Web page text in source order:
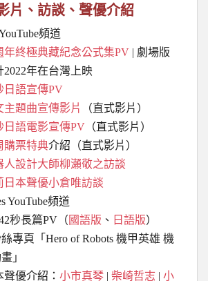
片、訪談、聲優介紹
頻道
年終極典藏紀念公式集PV | 劇場版
2022年在台灣上映
日語宣傳PV
主題曲宣傳影片
（直式影片）
日語電影宣傳PV （直式影片）
購票特典介紹（直式影片）
人設計大師柳瀨敬之訪談
日本聲優小倉唯訪談
YouTube頻道
秒長篇PV（ 國語版 、 日語版）
專頁「Hero of Robots 機甲英雄 機
」
聲優介紹： 小市真琴 | 柴崎哲志 | 小